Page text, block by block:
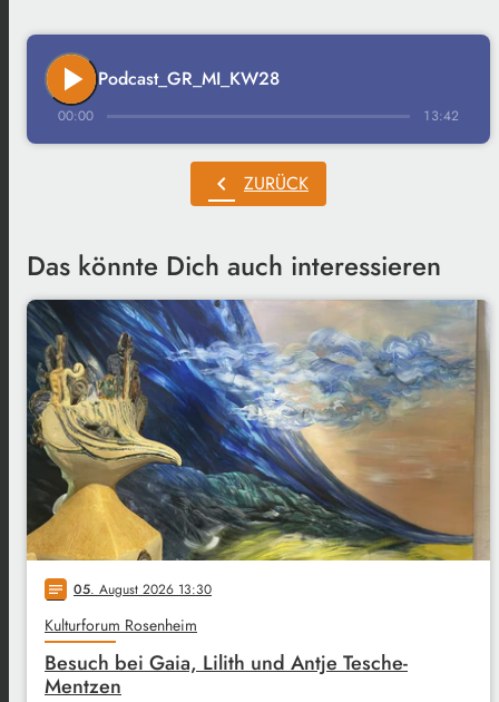
play_arrow Podcast_GR_MI_KW28
00:00 13:42
chevron_left ZURÜCK
Das könnte Dich auch interessieren
notes 05. August 2026 13:30
Kulturforum Rosenheim
Besuch bei Gaia, Lilith und Antje Tesche-
Mentzen